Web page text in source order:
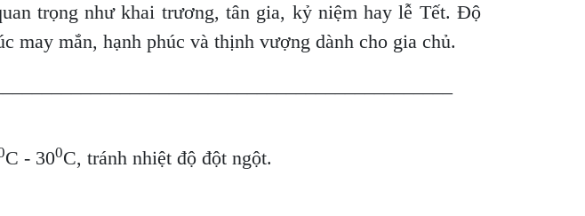
trọng như khai trương, tân gia, kỷ niệm hay lễ Tết. Độ
may mắn, hạnh phúc và thịnh vượng dành cho gia chủ.
C - 300C, tránh nhiệt độ đột ngột.